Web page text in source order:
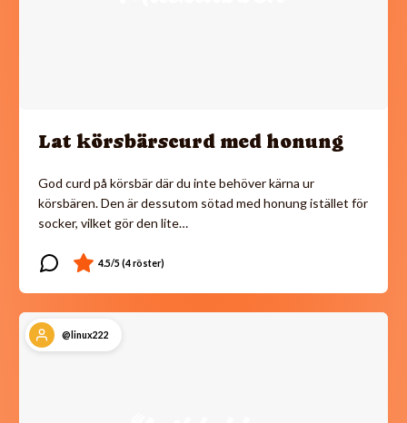
Lat körsbärscurd med honung
God curd på körsbär där du inte behöver kärna ur
körsbären. Den är dessutom sötad med honung istället för
socker, vilket gör den lite…
@linux222